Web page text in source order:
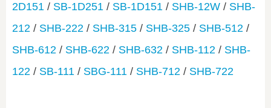
2D151 / SB-1D251 / SB-1D151 / SHB-12W / SHB-
212 / SHB-222 / SHB-315 / SHB-325 / SHB-512 /
SHB-612 / SHB-622 / SHB-632 / SHB-112 / SHB-
122 / SB-111 / SBG-111 / SHB-712 / SHB-722